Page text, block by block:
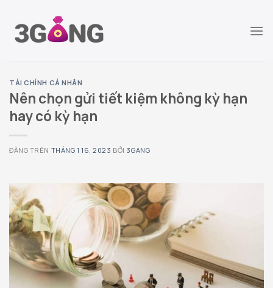
đến
TÀI CHÍNH CÁ NHÂN
Nên chọn gửi tiết kiệm không kỳ hạn
hay có kỳ hạn
ĐĂNG TRÊN THÁNG 1 16, 2023 BỞI 3GANG